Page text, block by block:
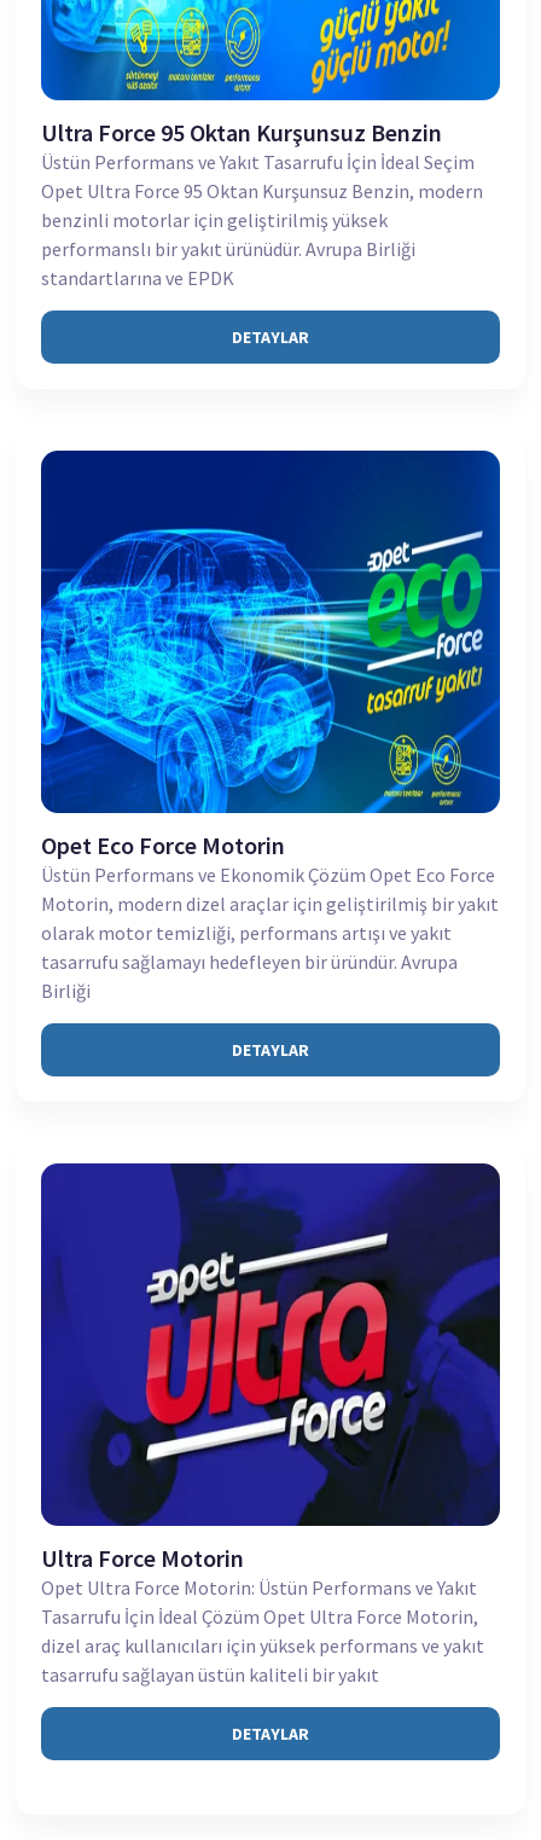
Ultra Force 95 Oktan Kurşunsuz Benzin
Üstün Performans ve Yakıt Tasarrufu İçin İdeal Seçim
Opet Ultra Force 95 Oktan Kurşunsuz Benzin, modern
benzinli motorlar için geliştirilmiş yüksek
performanslı bir yakıt ürünüdür. Avrupa Birliği
standartlarına ve EPDK
DETAYLAR
Opet Eco Force Motorin
Üstün Performans ve Ekonomik Çözüm Opet Eco Force
Motorin, modern dizel araçlar için geliştirilmiş bir yakıt
olarak motor temizliği, performans artışı ve yakıt
tasarrufu sağlamayı hedefleyen bir üründür. Avrupa
Birliği
DETAYLAR
Ultra Force Motorin
Opet Ultra Force Motorin: Üstün Performans ve Yakıt
Tasarrufu İçin İdeal Çözüm Opet Ultra Force Motorin,
dizel araç kullanıcıları için yüksek performans ve yakıt
tasarrufu sağlayan üstün kaliteli bir yakıt
DETAYLAR